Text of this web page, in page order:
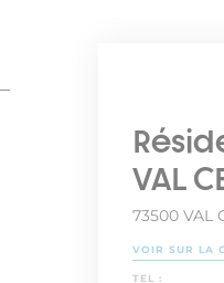
VAL
73500 VAL
VOIR SUR LA
TEL :